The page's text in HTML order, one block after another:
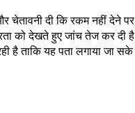
दी कि रकम नहीं देने
को देखते हुए जांच तेज कर दी
ताकि यह पता लगाया जा सके